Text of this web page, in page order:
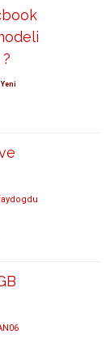
Yeni